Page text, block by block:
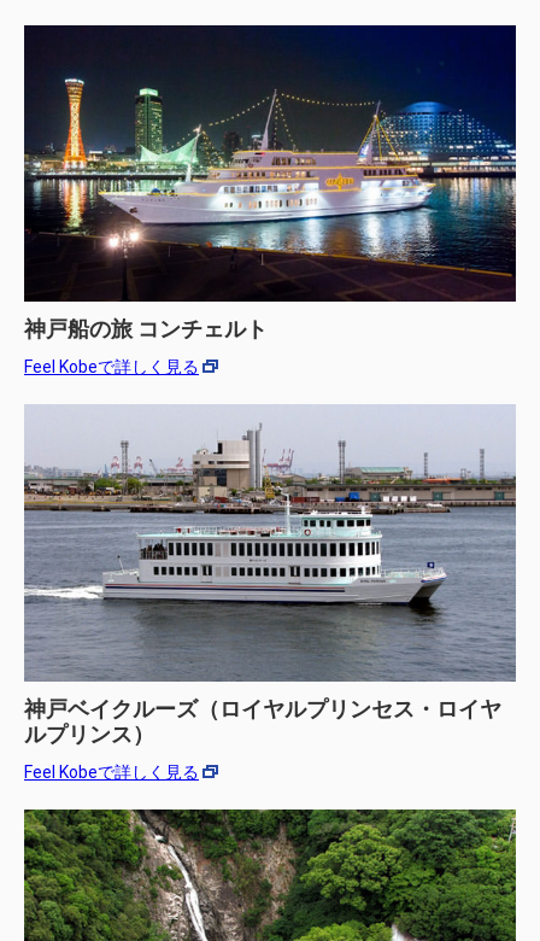
神戸船の旅 コンチェルト
Feel Kobeで詳しく見る
神戸ベイクルーズ（ロイヤルプリンセス・ロイヤ
ルプリンス）
Feel Kobeで詳しく見る